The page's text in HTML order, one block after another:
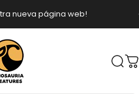
nueva página web!
diapositivas pausa
Creatures